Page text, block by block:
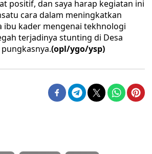
positif, dan saya harap kegiatan ini
cara dalam meningkatkan
ibu kader mengenai tekhnologi
terjadinya stunting di Desa
(opl/ygo/ysp)